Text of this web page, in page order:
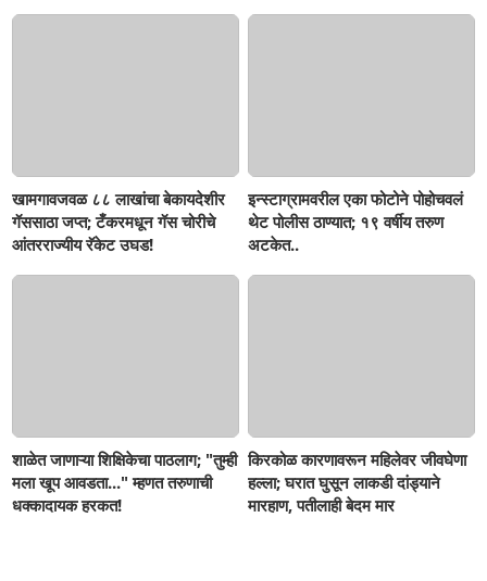
खामगावजवळ ८८ लाखांचा बेकायदेशीर
गॅससाठा जप्त; टँकरमधून गॅस चोरीचे
आंतरराज्यीय रॅकेट उघड!
इन्स्टाग्रामवरील एका फोटोने पोहोचवलं
थेट पोलीस ठाण्यात; १९ वर्षीय तरुण
अटकेत..
शाळेत जाणाऱ्या शिक्षिकेचा पाठलाग; "तुम्ही
मला खूप आवडता..." म्हणत तरुणाची
धक्कादायक हरकत!
किरकोळ कारणावरून महिलेवर जीवघेणा
हल्ला; घरात घुसून लाकडी दांड्याने
मारहाण, पतीलाही बेदम मार